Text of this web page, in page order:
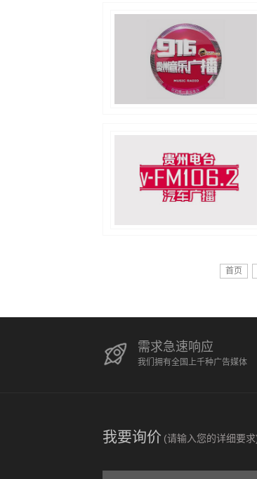
首页
需求急速响应
我们拥有全国上千种广告媒体
我要询价 (请输入您的详细要求